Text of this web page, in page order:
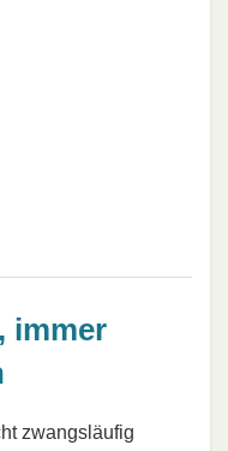
immer
zwangsläufig